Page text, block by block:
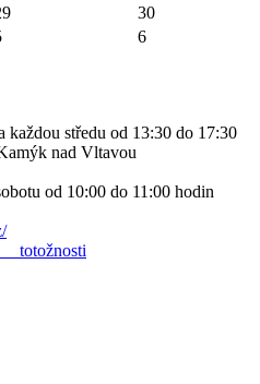
30
6
každou středu od 13:30 do 17:30
nad Vltavou
od 10:00 do 11:00 hodin
totožnosti